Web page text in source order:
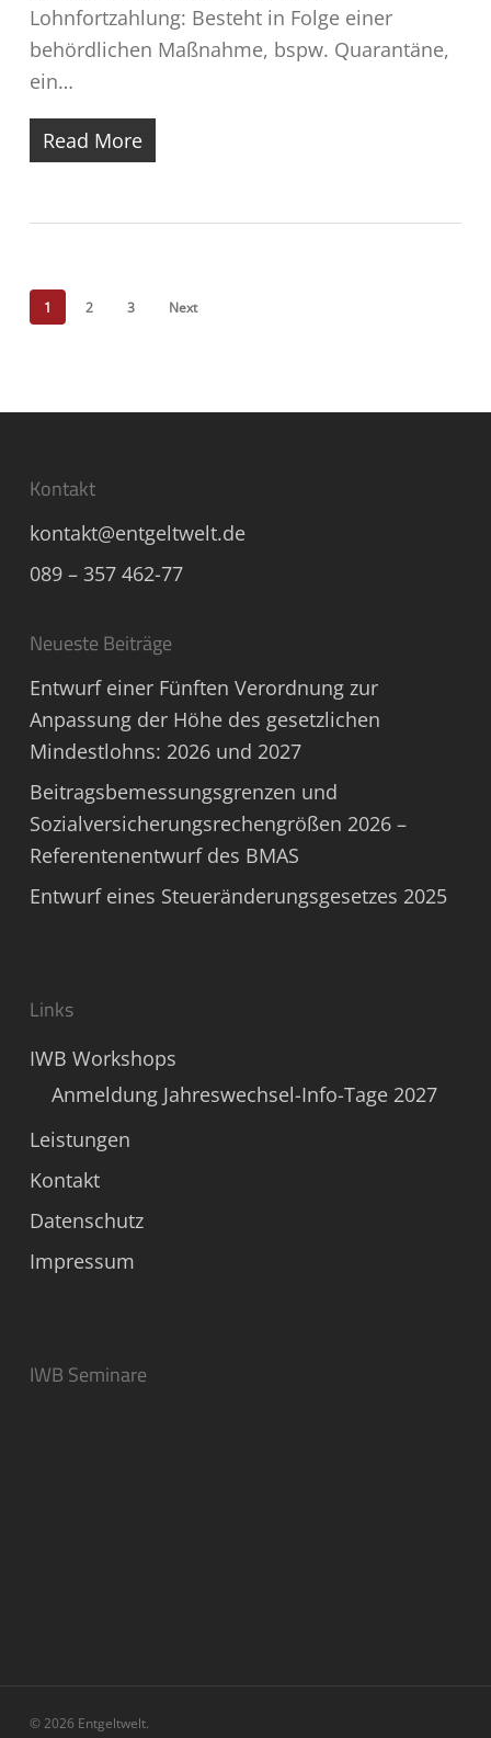
Lohnfortzahlung: Besteht in Folge einer
behördlichen Maßnahme, bspw. Quarantäne,
ein…
Read More
1 2 3 Next
Kontakt
kontakt@entgeltwelt.de
089 – 357 462-77
Neueste Beiträge
Entwurf einer Fünften Verordnung zur
Anpassung der Höhe des gesetzlichen
Mindestlohns: 2026 und 2027
Beitragsbemessungsgrenzen und
Sozialversicherungsrechengrößen 2026 –
Referentenentwurf des BMAS
Entwurf eines Steueränderungsgesetzes 2025
Links
IWB Workshops
Anmeldung Jahreswechsel-Info-Tage 2027
Leistungen
Kontakt
Datenschutz
Impressum
IWB Seminare
© 2026 Entgeltwelt.